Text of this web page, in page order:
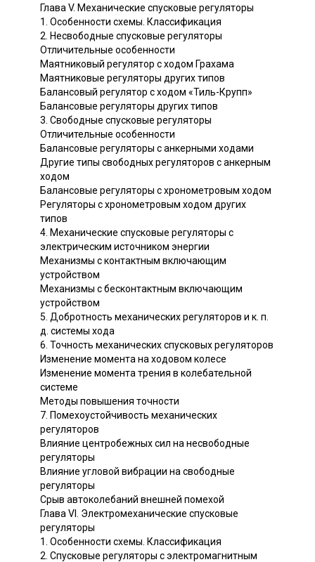
Глава V. Механические спусковые регуляторы
1. Особенности схемы. Классификация
2. Несвободные спусковые регуляторы
Отличительные особенности
Маятниковый регулятор с ходом Грахама
Маятниковые регуляторы других типов
Балансовый регулятор с ходом «Тиль-Крупп»
Балансовые регуляторы других типов
3. Свободные спусковые регуляторы
Отличительные особенности
Балансовые регуляторы с анкерными ходами
Другие типы свободных регуляторов с анкерным
ходом
Балансовые регуляторы с хронометровым ходом
Регуляторы с хронометровым ходом других
типов
4. Механические спусковые регуляторы с
электрическим источником энергии
Механизмы с контактным включающим
устройством
Механизмы с бесконтактным включающим
устройством
5. Добротность механических регуляторов и к. п.
д. системы хода
6. Точность механических спусковых регуляторов
Изменение момента на ходовом колесе
Изменение момента трения в колебательной
системе
Методы повышения точности
7. Помехоустойчивость механических
регуляторов
Влияние центробежных сил на несвободные
регуляторы
Влияние угловой вибрации на свободные
регуляторы
Срыв автоколебаний внешней помехой
Глава VI. Электромеханические спусковые
регуляторы
1. Особенности схемы. Классификация
2. Спусковые регуляторы с электромагнитным